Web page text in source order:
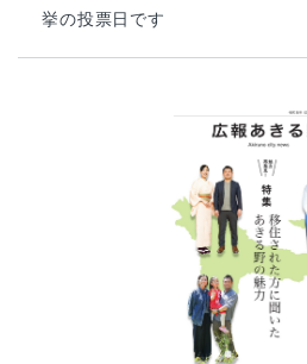
挙の投票日です